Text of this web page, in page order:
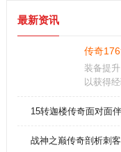
最新资讯
传奇
装备提
以获得
能够做
心；。
15转迦楼传奇面对面
战神之巅传奇剖析刺